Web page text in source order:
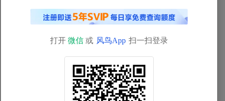
明日0点自动恢复查询额度
如需立即查询，请充值获取更多查询额度>>
打开 微信 或 风鸟App 扫一扫登录